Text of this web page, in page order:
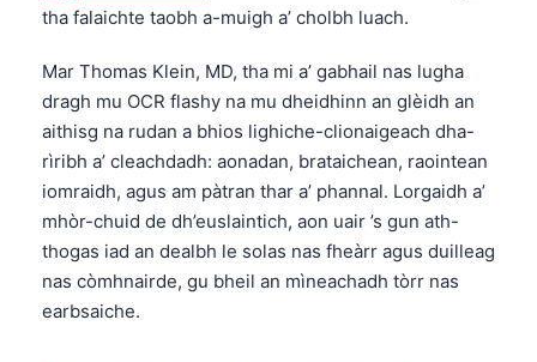
tha falaichte taobh a-muigh a’ cholbh luach.
Mar Thomas Klein, MD, tha mi a’ gabhail nas lugha
dragh mu OCR flashy na mu dheidhinn an glèidh an
aithisg na rudan a bhios lighiche-clionaigeach dha-
rìribh a’ cleachdadh: aonadan, brataichean, raointean
iomraidh, agus am pàtran thar a’ phannal. Lorgaidh a’
mhòr-chuid de dh’euslaintich, aon uair ’s gun ath-
thogas iad an dealbh le solas nas fheàrr agus duilleag
nas còmhnairde, gu bheil an mìneachadh tòrr nas
earbsaiche.